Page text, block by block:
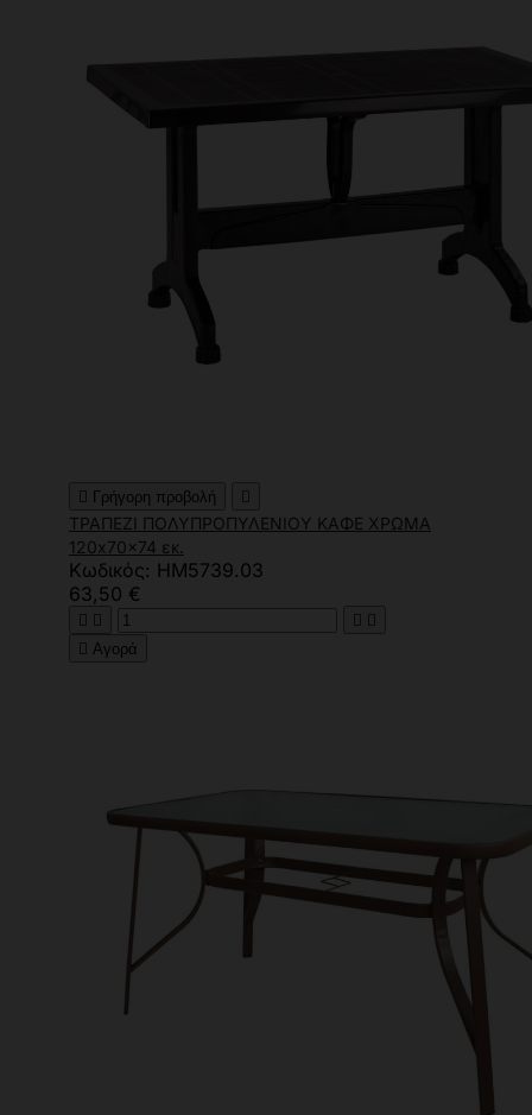
 Γρήγορη προβολή 
ΤΡΑΠΕΖΙ ΠΟΛΥΠΡΟΠΥΛΕΝΙΟΥ ΚΑΦΕ ΧΡΩΜΑ
120x70x74 εκ.
Κωδικός: HM5739.03
63,50 €
   
 Αγορά